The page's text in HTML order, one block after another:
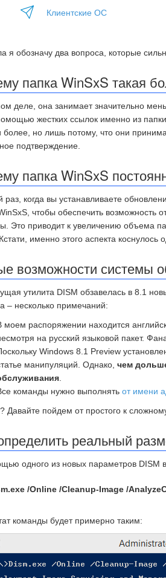
Клиентские ОС
я обозначу два вопроса, которые
папка WinSxS такая
деле, она занимает значительно
жестких ссылок именно из
более, но лишь потому, что они
подтверждение.
папка WinSxS
раз, когда вы устанавливаете
чтобы обеспечить возможность
Это приводит к увеличению объема
именно этого аспекта
возможности системы
утилита DISM обзавелась в 8.1
– несколько примечаний:
моем распоряжении находится
на русский языковой пакет.
Windows 8.1 Preview
манипуляций. Однако, чем
команды нужно выполнять от имени
Давайте пойдем от простого к
реальный
одного из новых параметров DISM
/Online /Cleanup-Image /
команды будет примерно таким: